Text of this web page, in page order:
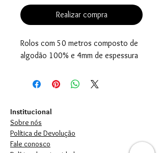
Realizar compra
Rolos com 50 metros composto de
algodão 100% e 4mm de espessura
Institucional
Sobre nós
Política de Devolução
Fale conosco